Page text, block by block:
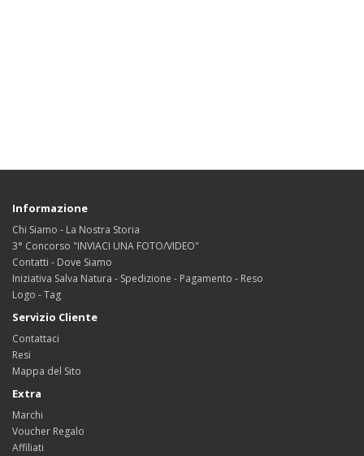
Informazione
Chi Siamo - La Nostra Storia
3° Concorso "INVIACI UNA FOTO/VIDEO"
Contatti - Dove Siamo
Iniziativa Salva Natura - Spedizione - Pagamento - Reso
Logo - Tag
Servizio Cliente
Contattaci
Resi
Mappa del Sito
Extra
Marchi
Voucher Regalo
Affiliati